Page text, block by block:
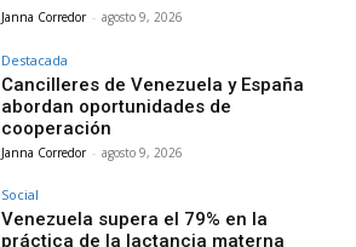
Janna Corredor - agosto 9, 2026
Destacada
Cancilleres de Venezuela y España
abordan oportunidades de
cooperación
Janna Corredor - agosto 9, 2026
Social
Venezuela supera el 79% en la
práctica de la lactancia materna